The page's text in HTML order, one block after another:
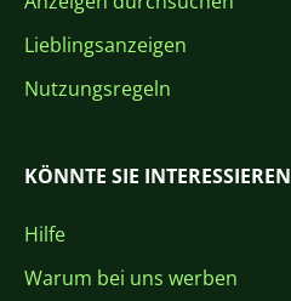
Lieblingsanzeigen
Nutzungsregeln
KÖNNTE SIE INTERESSIEREN
Hilfe
Warum bei uns werben